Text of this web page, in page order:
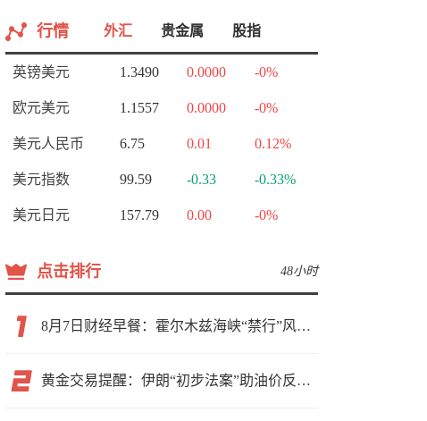
行情 外汇 贵金属 股指
英镑美元 1.3490 0.0000 -0%
欧元美元 1.1557 0.0000 -0%
美元人民币 6.75 0.01 0.12%
美元指数 99.59 -0.33 -0.33%
美元日元 157.79 0.00 -0%
点击排行 48小时
8月7日财经早餐：霍尔木兹海峡“禁行”风波再起，油价急涨金价承压，非农夜市场博弈加剧
黄金交易提醒：伊朗“初步法案”助油价反弹逾3%，金价小幅承压，非农重磅来袭！